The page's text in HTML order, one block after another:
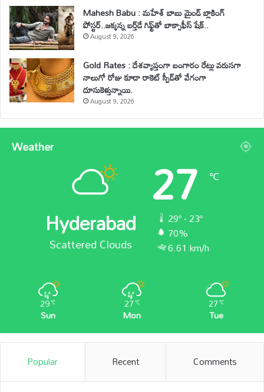
Mahesh Babu : మహేశ్‌ బాబు మైండ్ బ్లాకింగ్
పోస్టర్..జక్కన్న బర్త్‌డే గిఫ్ట్‌తో బాక్సాఫీస్ షేక్..
August 9, 2026
Gold Rates : దేశవ్యాప్తంగా బంగారం రేట్లు వరుసగా
నాలుగో రోజు కూడా రాకెట్ స్పీడ్‌తో వేగంగా
దూసుకెళ్తున్నాయి.
August 9, 2026
Weather
Hyderabad
Scattered Clouds
27 ℃
29º - 23º
70%
6.61 km/h
29℃
Sun
27℃
Mon
27℃
Tue
Popular Recent Comments